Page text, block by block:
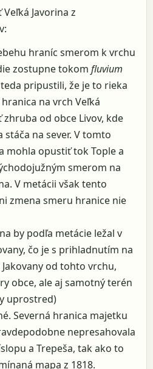
Javorina z
hraníc smerom k vrchu
zostupne tokom fluvium
pripustili, že je to rieka
na vrch Veľká
zhruba od obce Livov, kde
stáča na sever. V tomto
mohla opustiť tok Tople a
smerom na
V metácii však tento
zmena smeru hranice nie
by podľa metácie ležal v
čo je s prihladnutím na
od tohto vrchu,
obce, ale aj samotný terén
uprostred)
Severná hranica majetku
nepresahovala
a Trepeša, tak ako to
mapa z 1818.